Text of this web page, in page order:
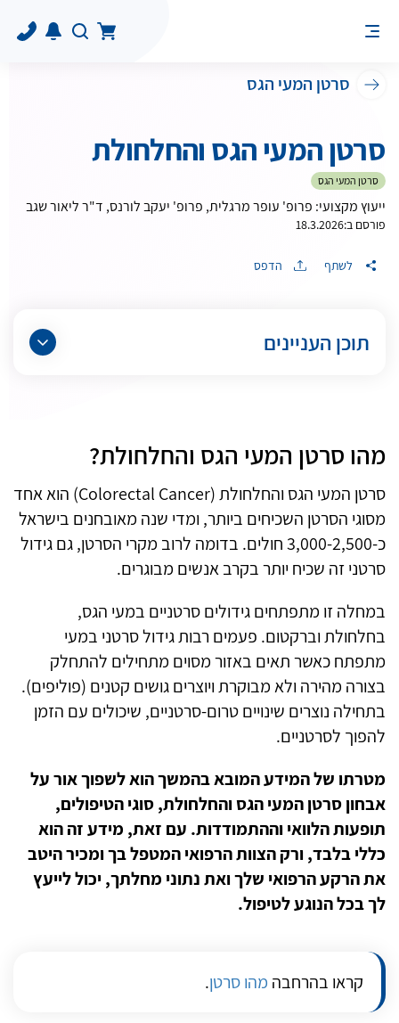
סרטן המעי הגס
סרטן המעי הגס והחלחולת
סרטן המעי הגס
ייעוץ מקצועי: פרופ' עופר מרגלית, פרופ' יעקב לורנס, ד"ר ליאור שגב
פורסם ב:18.3.2026
תוכן העניינים
מהו סרטן המעי הגס והחלחולת?
סרטן המעי הגס והחלחולת(Colorectal Cancer) הוא אחד
מסוגי הסרטן השכיחים ביותר, ומדי שנה מאובחנים בישראל
כ-3,000-2,500 חולים. בדומה לרוב מקרי הסרטן, גם גידול
סרטני זה שכיח יותר בקרב אנשים מבוגרים.
במחלהזו מתפתחיםגידוליםסרטניים במעי הגס,
בחלחולתוברקטום. פעמים רבותגידולסרטני במעי
מתפתחכאשרתאים באזורמסוים מתחילים להתחלק
בצורה מהירהולאמבוקרתויוצריםגושים קטנים (פוליפים).
בתחילה נוצרים שינוייםטרום-סרטניים, שיכולים עם הזמן
להפוך לסרטניים.
מטרתו של המידע המובא בהמשך הוא לשפוך אור על
אבחון סרטן המעי הגס והחלחולת, סוגי הטיפולים,
תופעות הלוואי וההתמודדות. עם זאת, מידע זה הוא
כללי בלבד, ורק הצוות הרפואי המטפל בך ומכיר היטב
את הרקע הרפואי שלך ואת נתוני מחלתך, יכול לייעץ
לך בכל הנוגע לטיפול.
קראו בהרחבה מהו סרטן.